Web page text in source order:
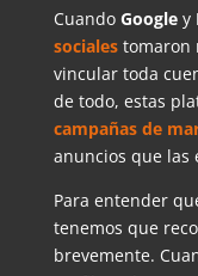
Cuando Googley
socialestomaron
vincular toda
de todo, estas
campañas de
anuncios que las
Para entender
tenemos que
brevemente.